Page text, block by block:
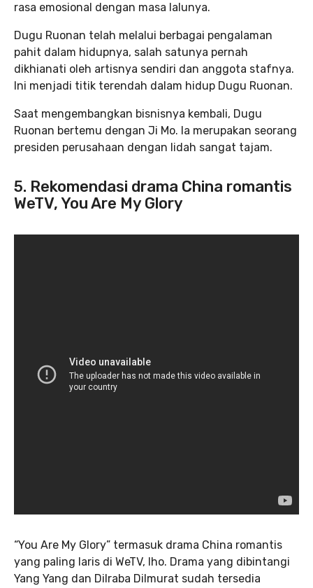
rasa emosional dengan masa lalunya.
Dugu Ruonan telah melalui berbagai pengalaman
pahit dalam hidupnya, salah satunya pernah
dikhianati oleh artisnya sendiri dan anggota stafnya.
Ini menjadi titik terendah dalam hidup Dugu Ruonan.
Saat mengembangkan bisnisnya kembali, Dugu
Ruonan bertemu dengan Ji Mo. Ia merupakan seorang
presiden perusahaan dengan lidah sangat tajam.
5. Rekomendasi drama China romantis
WeTV, You Are My Glory
“You Are My Glory” termasuk drama China romantis
yang paling laris di WeTV, lho. Drama yang dibintangi
Yang Yang dan Dilraba Dilmurat sudah tersedia